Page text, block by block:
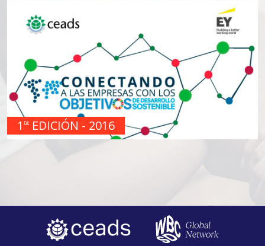
1 ra EDICIÓN - 2016